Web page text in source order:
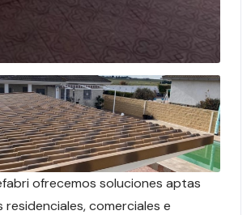
ofrecemos soluciones aptas
comerciales e